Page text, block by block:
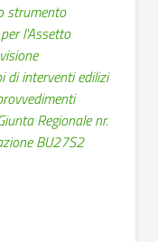
strumento
l'Assetto
di interventi edilizi
Regionale nr.
BU27S2